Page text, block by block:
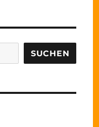
SUCHEN